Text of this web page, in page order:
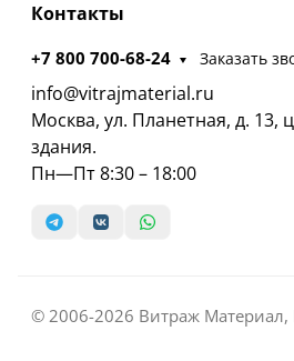
Контакты
+7 800 700-68-24 Заказать
info@vitrajmaterial.ru
Москва, ул. Планетная, д. 13,
здания.
Пн—Пт 8:30 – 18:00
© 2006-2026 Витраж